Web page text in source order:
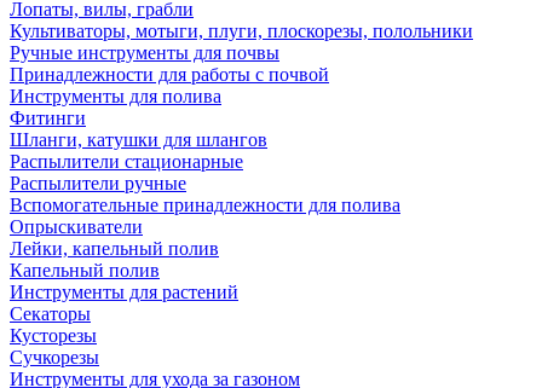
Лопаты, вилы, грабли
Культиваторы, мотыги, плуги, плоскорезы, полольники
Ручные инструменты для почвы
Принадлежности для работы с почвой
Инструменты для полива
Фитинги
Шланги, катушки для шлангов
Распылители стационарные
Распылители ручные
Вспомогательные принадлежности для полива
Опрыскиватели
Лейки, капельный полив
Капельный полив
Инструменты для растений
Секаторы
Кусторезы
Сучкорезы
Инструменты для ухода за газоном